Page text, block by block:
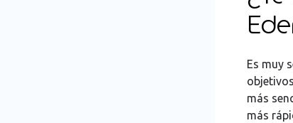
Es muy
más
más